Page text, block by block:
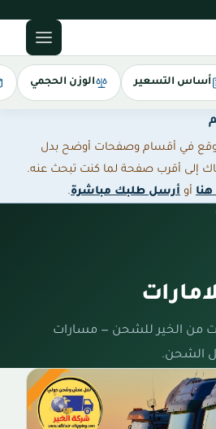
أساس التسعير الوزن الحجمي
في أقسام وصفحات أوضح بدل
إلى أقرب صفحة لما كنت تبحث عنه.
أو أرسل طلبك مباشرة.
من الخير للشحن — مسارات
الشحن.